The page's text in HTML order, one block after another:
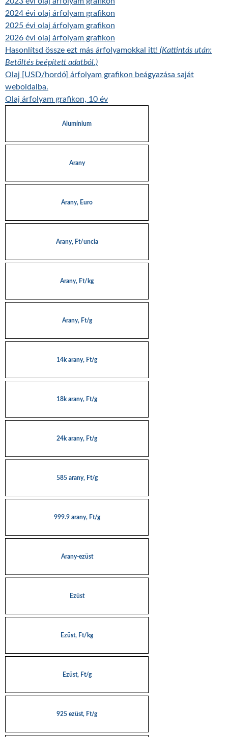
2024 évi olaj árfolyam grafikon
2025 évi olaj árfolyam grafikon
2026 évi olaj árfolyam grafikon
Hasonlítsd össze ezt más árfolyamokkal itt! (Kattintás után:
Betöltés beépített adatból.)
Olaj [USD/hordó] árfolyam grafikon beágyazása saját
weboldalba.
Olaj árfolyam grafikon, 10 év
Alumínium
Arany
Arany, Euro
Arany, Ft/uncia
Arany, Ft/kg
Arany, Ft/g
14k arany, Ft/g
18k arany, Ft/g
24k arany, Ft/g
585 arany, Ft/g
999.9 arany, Ft/g
Arany-ezüst
Ezüst
Ezüst, Ft/kg
Ezüst, Ft/g
925 ezüst, Ft/g